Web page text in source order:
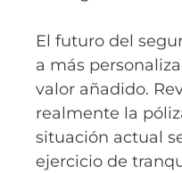
El futuro del
a más
valor añadido.
realmente la
situación actual
ejercicio de